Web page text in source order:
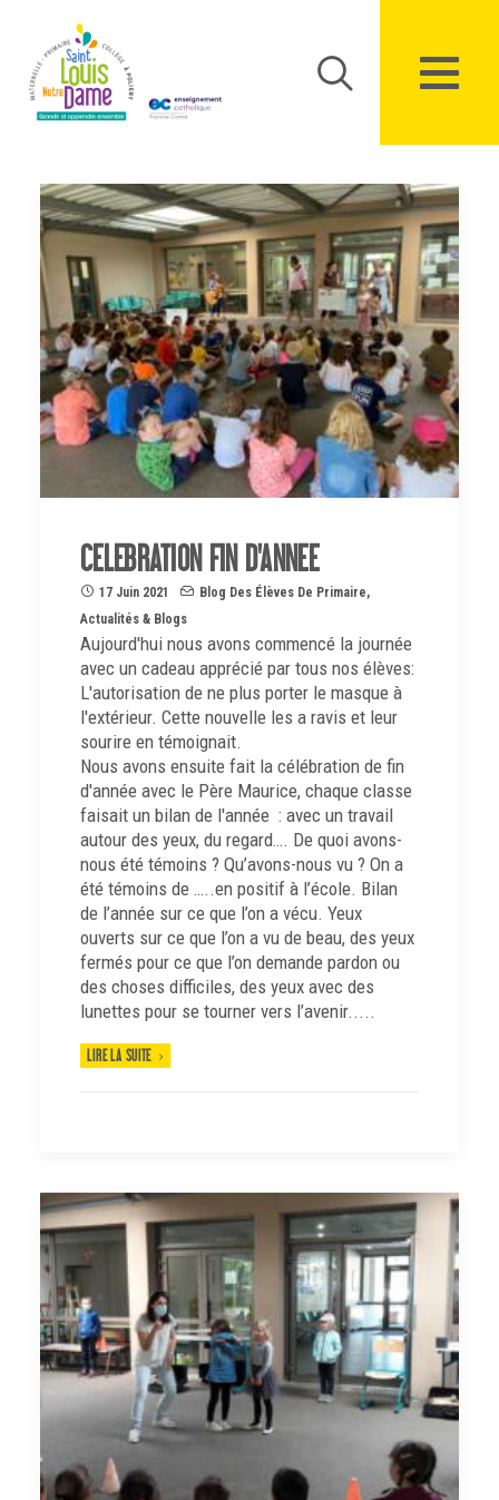
CELEBRATION FIN D'ANNEE
17 Juin 2021 Blog Des Élèves De Primaire,
Actualités & Blogs
Aujourd'hui nous avons commencé la journée
avec un cadeau apprécié par tous nos élèves:
L'autorisation de ne plus porter le masque à
l'extérieur. Cette nouvelle les a ravis et leur
sourire en témoignait.
Nous avons ensuite fait la célébration de fin
d'année avec le Père Maurice, chaque classe
faisait un bilan de l'année : avec un travail
autour des yeux, du regard…. De quoi avons-
nous été témoins ? Qu’avons-nous vu ? On a
été témoins de …..en positif à l’école. Bilan
de l’année sur ce que l’on a vécu. Yeux
ouverts sur ce que l’on a vu de beau, des yeux
fermés pour ce que l’on demande pardon ou
des choses difficiles, des yeux avec des
lunettes pour se tourner vers l’avenir.....
LIRE LA SUITE